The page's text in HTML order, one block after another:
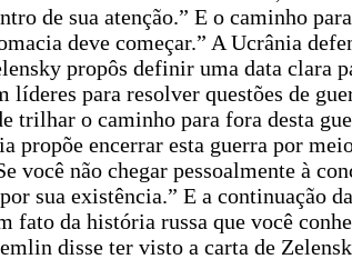
de sua atenção.” E o caminho
deve começar.” A Ucrânia
propôs definir uma data clara
para resolver questões de
trilhar o caminho para fora desta
propõe encerrar esta guerra por
não chegar pessoalmente à
sua existência.” E a continuação
fato da história russa que você
disse ter visto a carta de